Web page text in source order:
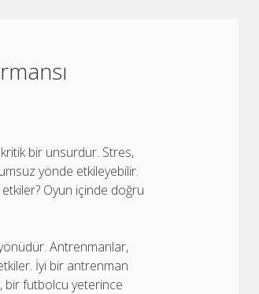
bir unsurdur. Stres,
yönde etkileyebilir.
Oyun içinde doğru
Antrenmanlar,
İyi bir antrenman
bir futbolcu yeterince